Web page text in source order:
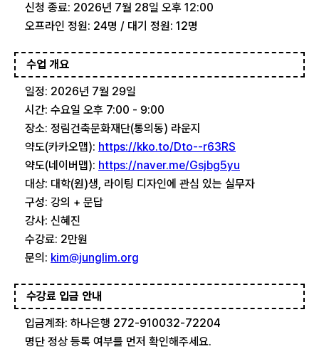
신청 종료: 2026년 7월 28일 오후 12:00
오프라인 정원: 24명 / 대기 정원: 12명
수업 개요
일정: 2026년 7월 29일
시간: 수요일 오후 7:00 - 9:00
장소: 정림건축문화재단(통의동) 라운지
약도(카카오맵): https://kko.to/Dto--r63RS
약도(네이버맵): https://naver.me/Gsjbg5yu
대상: 대학(원)생, 라이팅 디자인에 관심 있는 실무자
구성: 강의 + 문답
강사: 신혜진
수강료: 2만원
문의: kim@junglim.org
수강료 입금 안내
입금계좌: 하나은행 272-910032-72204
명단 정상 등록 여부를 먼저 확인해주세요.